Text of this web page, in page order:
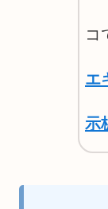
コ
エ
示